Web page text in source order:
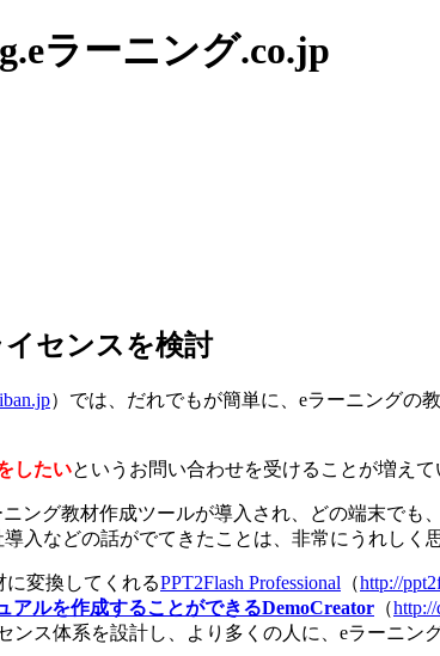
ラーニング.co.jp
センスを検討
）では、だれでもが簡単に、eラーニングの
したいというお問い合わせを受けることが増えて
ング教材作成ツールが導入され、どの端末で
入などの話がでてきたことは、非常にうれしく
に変換してくれるPPT2Flash Professional （http://
アルを作成することができるDemoCreator （http://
ス体系を設計し、より多くの人に、eラーニン